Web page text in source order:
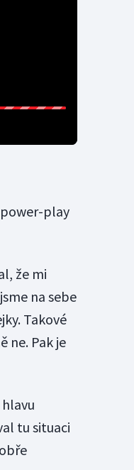
play
že mi
na sebe
Takové
ne. Pak je
tu situaci